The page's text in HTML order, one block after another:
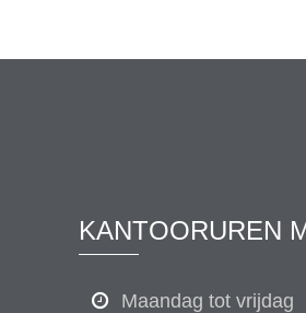
KANTOORUREN
Maandag tot vrijdag